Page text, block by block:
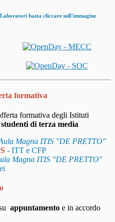
basta cliccare sull'immagine
formativa
formativa degli Istituti
di terza media
Magna ITIS "DE PRETTO"
- ITT e CFP
Magna ITIS "DE PRETTO"
appuntamento e in accordo